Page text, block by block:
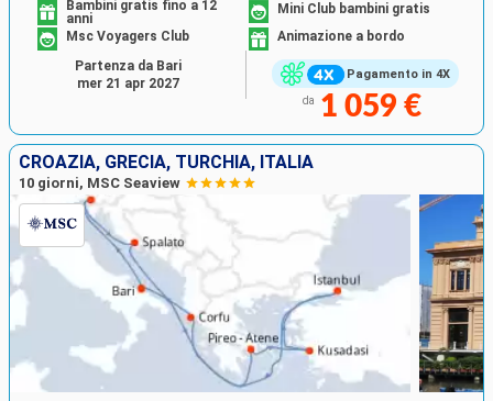
Pagamento in 4X
Bambini gratis fino a 12
anni
Mini Club bambini gratis
Msc Voyagers Club
Animazione a bordo
da 1 059 €
Partenza da Bari
mer 21 apr 2027
CROAZIA, GRECIA, TURCHIA, ITALIA
10 giorni, MSC Seaview